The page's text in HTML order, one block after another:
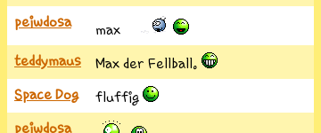
peiwdosa
max
teddymaus
Max der Fellball.
Space Dog
fluffig
peiwdosa